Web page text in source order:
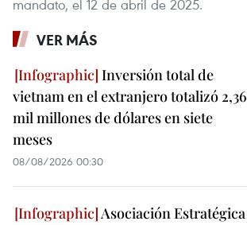
mandato, el 12 de abril de 2025.
VER MÁS
Inversión total de
vietnam en el extranjero totalizó 2,36
mil millones de dólares en siete
meses
08/08/2026 00:30
Asociación Estratégica